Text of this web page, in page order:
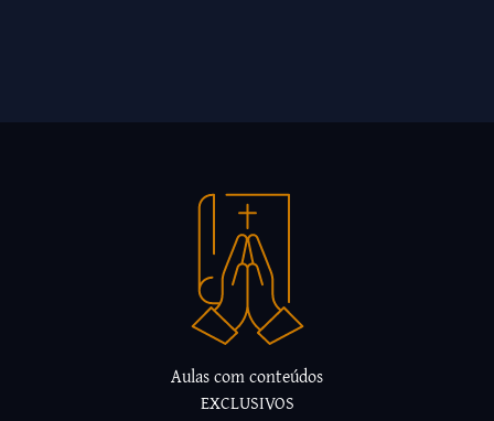
Aulas com conteúdos
EXCLUSIVOS